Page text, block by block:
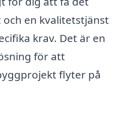
en kvalitetstjänst
krav. Det är en
för att
flyter på